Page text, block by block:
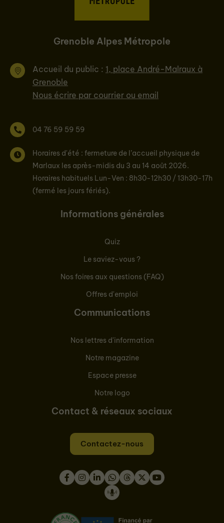
Grenoble Alpes Métropole
Accueil du public : 1, place André-Malraux à
Grenoble
Nous écrire par courrier ou email
04 76 59 59 59
Horaires d'été : fermeture de l’accueil physique de
Marlaux les après-midis du 3 au 14 août 2026.
Horaires habituels Lun-Ven : 8h30-12h30 / 13h30-17h
(fermé les jours fériés).
Informations générales
Quiz
Le saviez-vous ?
Nos foires aux questions (FAQ)
Offres d'emploi
Communications
Nos lettres d'information
Notre magazine
Espace presse
Notre logo
Contact & réseaux sociaux
Contactez-nous
Instagram
LinkedInWhatsApp